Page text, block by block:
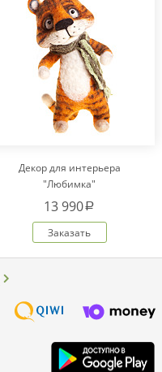
Декор для интерьера
"Любимка"
13 990a
Заказать